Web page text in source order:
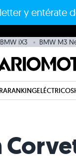
y entérate
BMW iX3 BMW M3
RANKINGELÉCTRICOS